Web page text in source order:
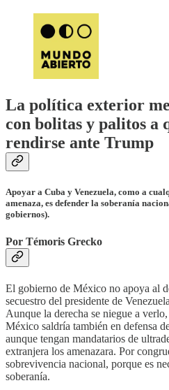
La política exterior
con bolitas y palitos a
rendirse ante Trump
Apoyar a Cuba y Venezuela, como a
amenaza, es defender la soberanía
gobiernos).
Por Témoris Grecko
El gobierno de México no apoya al
secuestro del presidente de
Aunque la derecha se niegue a
México saldría también en defensa
aunque tengan mandatarios de
extranjera los amenazara. Por
sobrevivencia nacional, porque es
soberanía.